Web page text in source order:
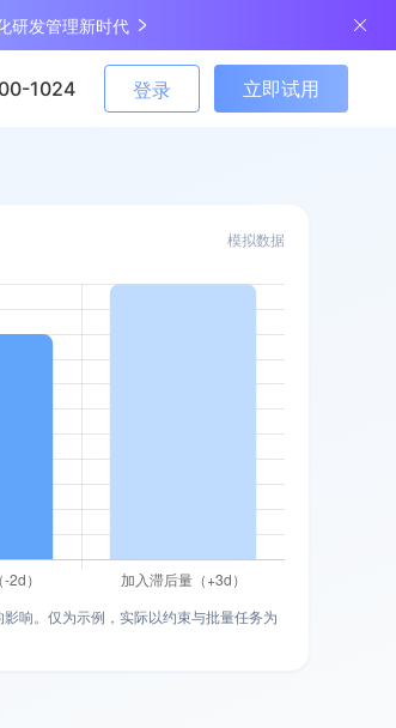
研发管理新时代
1024 登录 立即试用
模拟数据
响。仅为示例，实际以约束与批量任务为